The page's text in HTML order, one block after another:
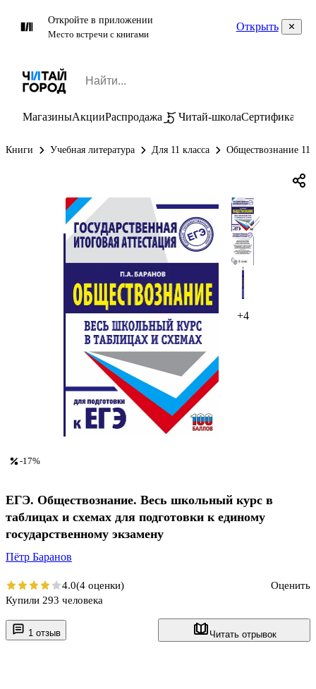
Откройте в приложении
Место встречи с книгами
Открыть
МагазиныАкцииРаспродажа Читай-школаСертификаты
Книги Учебная литература Для 11 класса Обществознание 11
+4
1 отзыв Читать отрывок
-17%
ЕГЭ. Обществознание. Весь школьный курс в
таблицах и схемах для подготовки к единому
государственному экзамену
Пётр Баранов
4.0(4 оценки)
Оценить
Купили 293 человека